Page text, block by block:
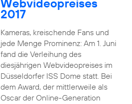
Webvideopreises
2017
Kameras, kreischende Fans und
jede Menge Prominenz: Am 1. Juni
fand die Verleihung des
diesjährigen Webvideopreises im
Düsseldorfer ISS Dome statt. Bei
dem Award, der mittlerweile als
Oscar der Online-Generation